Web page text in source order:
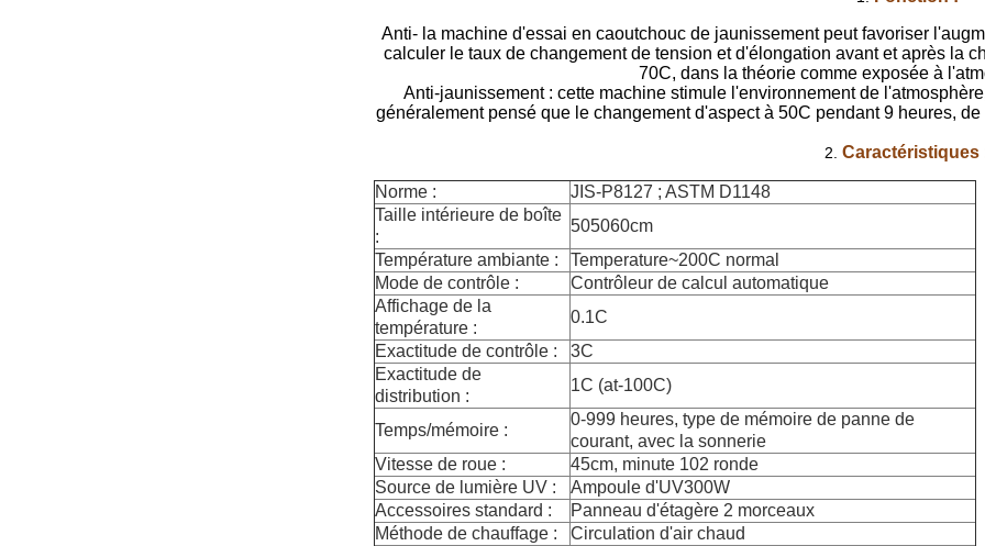
Anti- la machine d'essai en caoutchouc de jaunissement peut favoriser
calculer le taux de changement de tension et d'élongation avant et après la
70C, dans la théorie comme exposée à
Anti-jaunissement : cette machine stimule l'environnement de
généralement pensé que le changement d'aspect à 50C pendant 9 heures,
2. Caractéristiques
Norme :
JIS-P8127 ; ASTM D1148
Taille intérieure de boîte
:
505060cm
Température ambiante :
Temperature~200C normal
Mode de contrôle :
Contrôleur de calcul automatique
Affichage de la
température :
0.1C
Exactitude de contrôle :
3C
Exactitude de
distribution :
1C (at-100C)
Temps/mémoire :
0-999 heures, type de mémoire de panne de
courant, avec la sonnerie
Vitesse de roue :
45cm, minute 102 ronde
Source de lumière UV :
Ampoule d'UV300W
Accessoires standard :
Panneau d'étagère 2 morceaux
Méthode de chauffage :
Circulation d'air chaud